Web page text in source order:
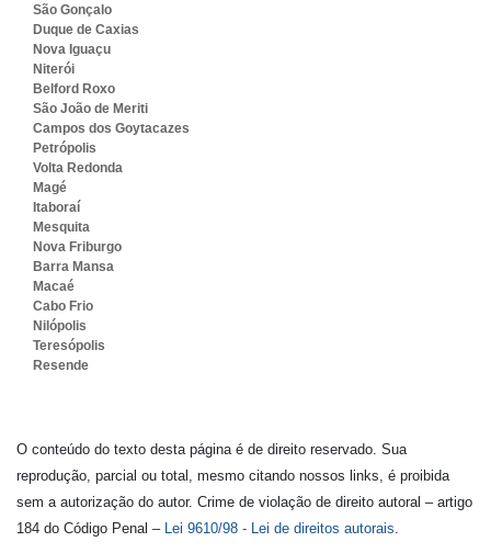
São Gonçalo
Duque de Caxias
Nova Iguaçu
Niterói
Belford Roxo
São João de Meriti
Campos dos Goytacazes
Petrópolis
Volta Redonda
Magé
Itaboraí
Mesquita
Nova Friburgo
Barra Mansa
Macaé
Cabo Frio
Nilópolis
Teresópolis
Resende
O conteúdo do texto desta página é de direito reservado. Sua
reprodução, parcial ou total, mesmo citando nossos links, é proibida
sem a autorização do autor. Crime de violação de direito autoral – artigo
184 do Código Penal – Lei 9610/98 - Lei de direitos autorais.